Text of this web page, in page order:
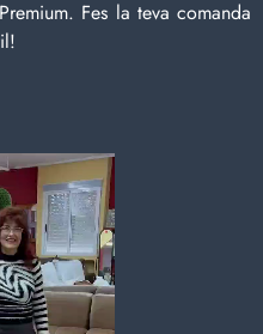
Fes la teva comanda